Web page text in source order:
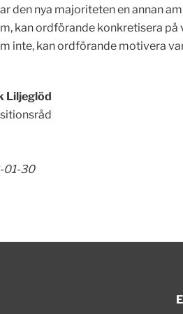
den nya majoriteten en annan
kan ordförande konkretisera på
inte, kan ordförande motivera
Liljeglöd
01-30